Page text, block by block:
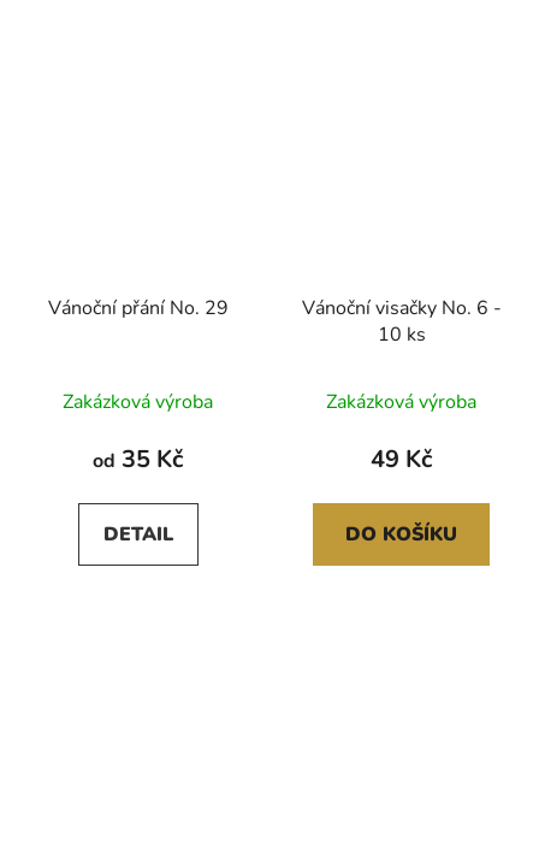
Vánoční přání No. 29
Zakázková výroba
od 35 Kč
DETAIL
Vánoční visačky No. 6 -
10 ks
Zakázková výroba
49 Kč
DO KOŠÍKU